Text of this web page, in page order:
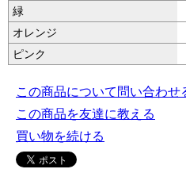
緑
オレンジ
ピンク
この商品について問い合わせ
この商品を友達に教える
買い物を続ける